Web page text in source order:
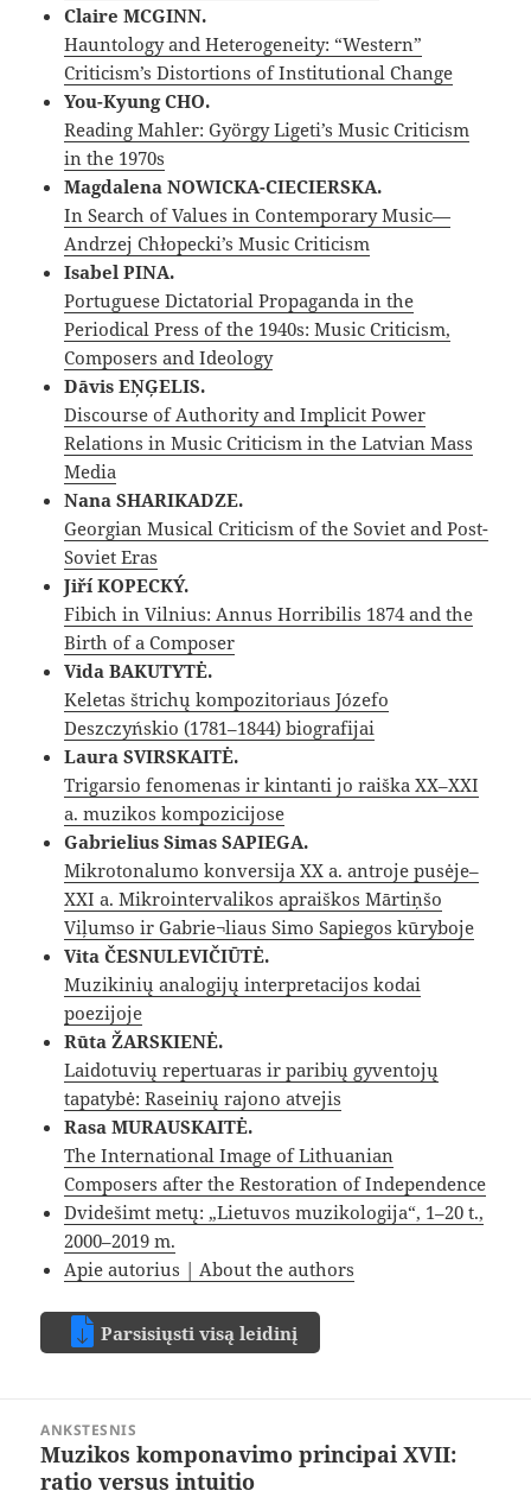
Claire MCGINN.
Hauntology and Heterogeneity: “Western”
Criticism’s Distortions of Institutional Change
You-Kyung CHO.
Reading Mahler: György Ligeti’s Music Criticism
in the 1970s
Magdalena NOWICKA-CIECIERSKA.
In Search of Values in Contemporary Music—
Andrzej Chłopecki’s Music Criticism
Isabel PINA.
Portuguese Dictatorial Propaganda in the
Periodical Press of the 1940s: Music Criticism,
Composers and Ideology
Dāvis EŅĢELIS.
Discourse of Authority and Implicit Power
Relations in Music Criticism in the Latvian Mass
Media
Nana SHARIKADZE.
Georgian Musical Criticism of the Soviet and Post-
Soviet Eras
Jiří KOPECKÝ.
Fibich in Vilnius: Annus Horribilis 1874 and the
Birth of a Composer
Vida BAKUTYTĖ.
Keletas štrichų kompozitoriaus Józefo
Deszczyńskio (1781–1844) biografijai
Laura SVIRSKAITĖ.
Trigarsio fenomenas ir kintanti jo raiška XX–XXI
a. muzikos kompozicijose
Gabrielius Simas SAPIEGA.
Mikrotonalumo konversija XX a. antroje pusėje–
XXI a. Mikrointervalikos apraiškos Mārtiņšo
Viļumso ir Gabrie¬liaus Simo Sapiegos kūryboje
Vita ČESNULEVIČIŪTĖ.
Muzikinių analogijų interpretacijos kodai
poezijoje
Rūta ŽARSKIENĖ.
Laidotuvių repertuaras ir paribių gyventojų
tapatybė: Raseinių rajono atvejis
Rasa MURAUSKAITĖ.
The International Image of Lithuanian
Composers after the Restoration of Independence
Dvidešimt metų: „Lietuvos muzikologija“, 1–20 t.,
2000–2019 m.
Apie autorius | About the authors
Parsisiųsti visą leidinį
įrašų
ANKSTESNIS
Ankstesnis
įrašas:
Muzikos komponavimo principai XVII:
ratio versus intuitio